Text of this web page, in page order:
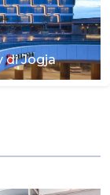
di Jogja